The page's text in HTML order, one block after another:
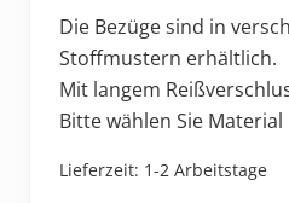
Die Bezüge sind in
Stoffmustern erhältlich.
Mit langem
Bitte wählen Sie Material
Lieferzeit: 1-2 Arbeitstage